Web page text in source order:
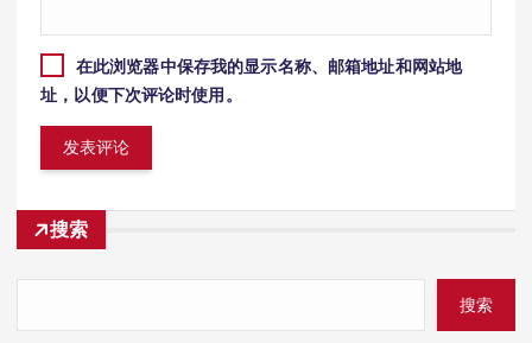
在此浏览器中保存我的显示名称、邮箱地址和网站地
址，以便下次评论时使用。
搜索
搜索